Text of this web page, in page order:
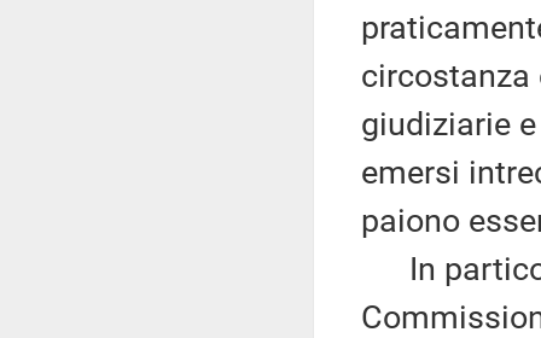
circostanza
giudiziarie
emersi
paiono
In